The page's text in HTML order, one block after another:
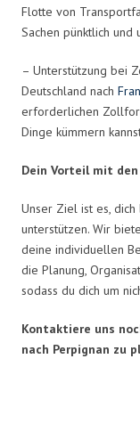
Flotte von
Sachen pünktlich
– Unterstützung bei
Deutschland nach
erforderlichen
Dinge kümmern
Dein Vorteil mit
Unser Ziel ist es,
unterstützen. Wir
deine individuellen
die Planung,
sodass du dich um
Kontaktiere uns
nach Perpignan zu